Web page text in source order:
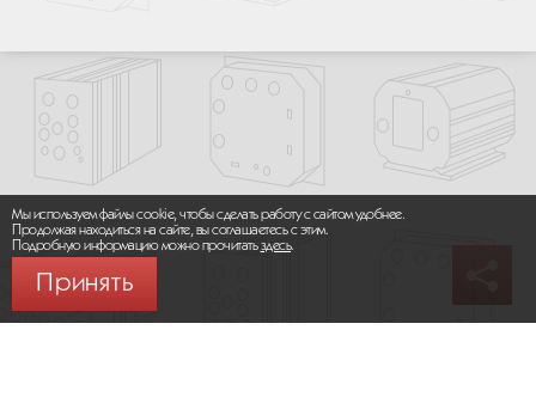
Мы используем файлы cookie, чтобы сделать работу с сайтом удобнее.
Продолжая находиться на сайте, вы соглашаетесь с этим.
Подробную информацию можно прочитатьздесь.
Принять